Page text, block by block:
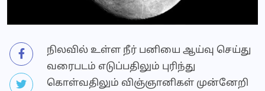
நிலவில் உள்ள நீர் பனியை ஆய்வு செய்து
வரைபடம் எடுப்பதிலும் புரிந்து
கொள்வதிலும் விஞ்ஞானிகள் முன்னேறி